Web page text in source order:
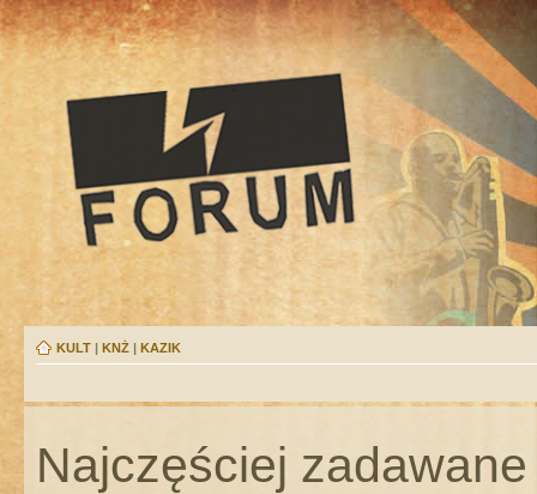
KULT | KNŻ | KAZIK
Najczęściej